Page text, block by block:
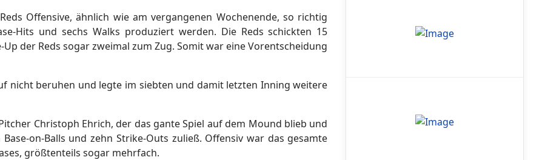
Offensive, ähnlich wie am vergangenen Wochenende, so richtig
Hits und sechs Walks produziert werden. Die Reds schickten 15
der Reds sogar zweimal zum Zug. Somit war eine Vorentscheidung
nicht beruhen und legte im siebten und damit letzten Inning weitere
Christoph Ehrich, der das gante Spiel auf dem Mound blieb und
on-Balls und zehn Strike-Outs zuließ. Offensiv war das gesamte
größtenteils sogar mehrfach.